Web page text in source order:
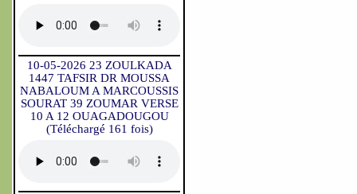
10-05-2026 23 ZOULKADA
1447 TAFSIR DR MOUSSA
NABALOUM A MARCOUSSIS
SOURAT 39 ZOUMAR VERSE
10 A 12 OUAGADOUGOU
(Téléchargé 161 fois)